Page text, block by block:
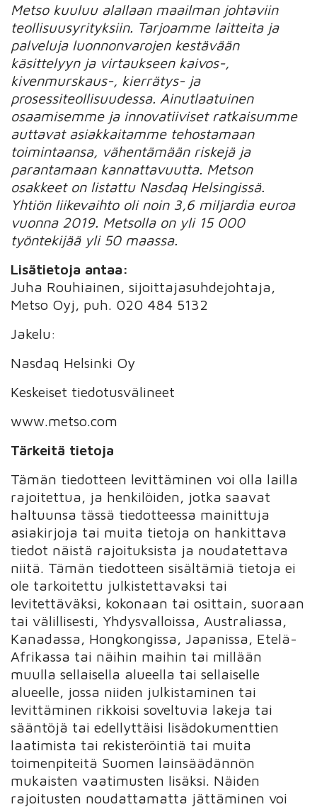
Metso kuuluu alallaan maailman johtaviin
teollisuusyrityksiin. Tarjoamme laitteita ja
palveluja luonnonvarojen kestävään
käsittelyyn ja virtaukseen kaivos-,
kivenmurskaus-, kierrätys- ja
prosessiteollisuudessa. Ainutlaatuinen
osaamisemme ja innovatiiviset ratkaisumme
auttavat asiakkaitamme tehostamaan
toimintaansa, vähentämään riskejä ja
parantamaan kannattavuutta. Metson
osakkeet on listattu Nasdaq Helsingissä.
Yhtiön liikevaihto oli noin 3,6 miljardia euroa
vuonna 2019. Metsolla on yli 15 000
työntekijää yli 50 maassa.
Lisätietoja antaa:
Juha Rouhiainen, sijoittajasuhdejohtaja,
Metso Oyj, puh. 020 484 5132
Jakelu:
Nasdaq Helsinki Oy
Keskeiset tiedotusvälineet
www.metso.com
Tärkeitä tietoja
Tämän tiedotteen levittäminen voi olla lailla
rajoitettua, ja henkilöiden, jotka saavat
haltuunsa tässä tiedotteessa mainittuja
asiakirjoja tai muita tietoja on hankittava
tiedot näistä rajoituksista ja noudatettava
niitä. Tämän tiedotteen sisältämiä tietoja ei
ole tarkoitettu julkistettavaksi tai
levitettäväksi, kokonaan tai osittain, suoraan
tai välillisesti, Yhdysvalloissa, Australiassa,
Kanadassa, Hongkongissa, Japanissa, Etelä-
Afrikassa tai näihin maihin tai millään
muulla sellaisella alueella tai sellaiselle
alueelle, jossa niiden julkistaminen tai
levittäminen rikkoisi soveltuvia lakeja tai
sääntöjä tai edellyttäisi lisädokumenttien
laatimista tai rekisteröintiä tai muita
toimenpiteitä Suomen lainsäädännön
mukaisten vaatimusten lisäksi. Näiden
rajoitusten noudattamatta jättäminen voi